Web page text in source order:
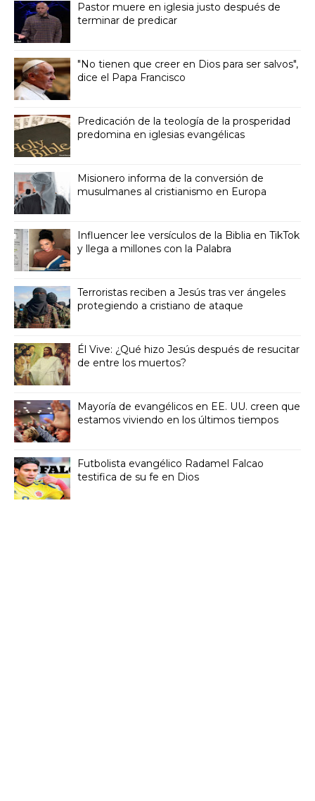
Pastor muere en iglesia justo después de
terminar de predicar
"No tienen que creer en Dios para ser salvos",
dice el Papa Francisco
Predicación de la teología de la prosperidad
predomina en iglesias evangélicas
Misionero informa de la conversión de
musulmanes al cristianismo en Europa
Influencer lee versículos de la Biblia en TikTok
y llega a millones con la Palabra
Terroristas reciben a Jesús tras ver ángeles
protegiendo a cristiano de ataque
Él Vive: ¿Qué hizo Jesús después de resucitar
de entre los muertos?
Mayoría de evangélicos en EE. UU. creen que
estamos viviendo en los últimos tiempos
Futbolista evangélico Radamel Falcao
testifica de su fe en Dios